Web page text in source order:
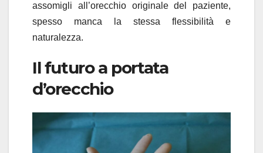
assomigli all’orecchio originale del paziente,
spesso manca la stessa flessibilità e
naturalezza.
Il futuro a portata
d’orecchio